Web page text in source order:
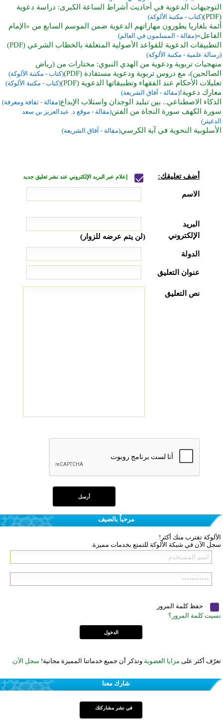
التوجيهات الدعوية في أحاديث أشراط الساعة الكبرى: دراسة دعوية
(PDF)
(كتاب - مكتبة الألوكة)
أئمة بلغاريا يطورون مهاراتهم الدعوية ضمن الموسم السابع من «الإمام
الفاعل»(مقالة - المسلمون في العالم)
التطبيقات الدعوية للقواعد الأصولية المتعلقة بالخطاب الشرعي (PDF)
(رسالة علمية - مكتبة الألوكة)
منهجيات تربوية ودعوية من الهدي النبوي: مختارات من (رياض
الصالحين)، مع دروس تربوية ودعوية مستفادة (PDF)
(كتاب - مكتبة الألوكة)
تعليلات الأحكام عند الفقهاء وتطبيقاتها الدعوية (PDF) (كتاب - مكتبة الألوكة)
معارك دعوية!(مقالة - آفاق الشريعة)
الذكاء الاصطناعي.. بين تبليد الوجدان واستلاب الإبداع(مقالة - ثقافة ومعرفة)
سورة الكهف سورة النجاة من الفتن(مقالة - موقع د. عبدالعزيز بن سعد
الدغيثر)
الأسلوبية النحوية في آية الكرسي(مقالة - آفاق الشريعة)
أضف تعليقك: إعلام عبر البريد الإلكتروني عند نشر تعليق جديد
الاسم
البريد
الإلكتروني
(لن يتم عرضه للزوار)
الدولة
عنوان التعليق
نص التعليق
مرحباً بالضيف
الألوكة تقترب منك أكثر!
سجل الآن في شبكة الألوكة للتمتع بخدمات مميزة.
حفظ كلمة المرور
نسيت كلمة المرور؟
تعرّف أكثر على مزايا العضوية وتذكر أن جميع خدماتنا المميزة مجانية! سجل الآن.
شارك معنا
في نشر مشاركتك